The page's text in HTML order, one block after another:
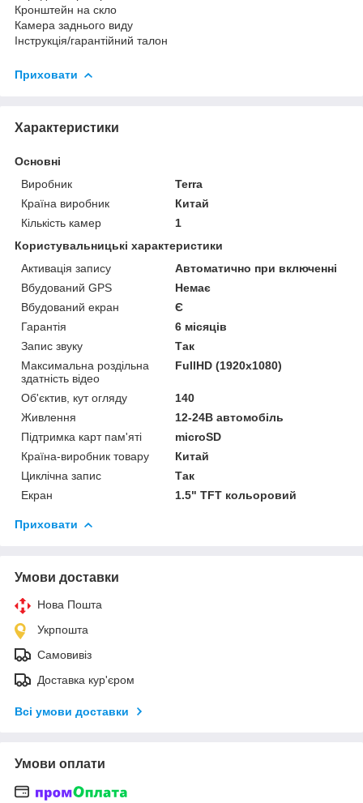
Кронштейн на скло
Камера заднього виду
Інструкція/гарантійний талон
Приховати
Характеристики
Основні
Виробник
Terra
Країна виробник
Китай
Кількість камер
1
Користувальницькі характеристики
Активація запису
Автоматично при включенні
Вбудований GPS
Немає
Вбудований екран
Є
Гарантія
6 місяців
Запис звуку
Так
Максимальна роздільна
здатність відео
FullHD (1920x1080)
Об'єктив, кут огляду
140
Живлення
12-24В автомобіль
Підтримка карт пам'яті
microSD
Країна-виробник товару
Китай
Циклічна запис
Так
Екран
1.5" TFT кольоровий
Приховати
Умови доставки
Нова Пошта
Укрпошта
Самовивіз
Доставка кур'єром
Всі умови доставки
Умови оплати